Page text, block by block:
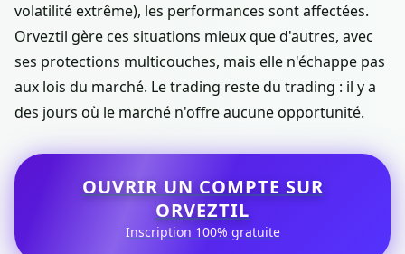
volatilité extrême), les performances sont affectées.
Orveztil gère ces situations mieux que d'autres, avec
ses protections multicouches, mais elle n'échappe pas
aux lois du marché. Le trading reste du trading : il y a
des jours où le marché n'offre aucune opportunité.
OUVRIR UN COMPTE SUR
ORVEZTIL
Inscription 100% gratuite